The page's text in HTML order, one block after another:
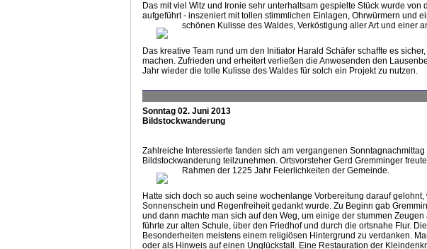
Das mit viel Witz und Ironie sehr unterhaltsam gespielte Stück wurde
aufgeführt - inszeniert mit tollen stimmlichen Einlagen, Ohrwürmern und
schönen Kulisse des Waldes, Verköstigung aller Art und einer
Das kreative Team rund um den Initiator Harald Schäfer schaffte es
machen. Zufrieden und erheitert verließen die Anwesenden den
Jahr wieder die tolle Kulisse des Waldes für solch ein Projekt zu nutzen.
Sonntag 02. Juni 2013
Bildstockwanderung
Zahlreiche Interessierte fanden sich am vergangenen
Bildstockwanderung teilzunehmen. Ortsvorsteher Gerd Gremminger
Rahmen der 1225 Jahr Feierlichkeiten der Gemeinde.
Hatte sich doch so auch seine wochenlange Vorbereitung darauf
Sonnenschein und Regenfreiheit gedankt wurde. Zu Beginn gab
und dann machte man sich auf den Weg, um einige der stummen
führte zur alten Schule, über den Friedhof und durch die ortsnahe Flur.
Besonderheiten meistens einem religiösen Hintergrund zu verdanken.
oder als Hinweis auf einen Unglücksfall. Eine Restauration der